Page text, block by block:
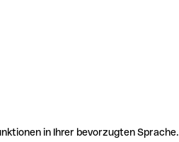
in Ihrer bevorzugten Sprache.